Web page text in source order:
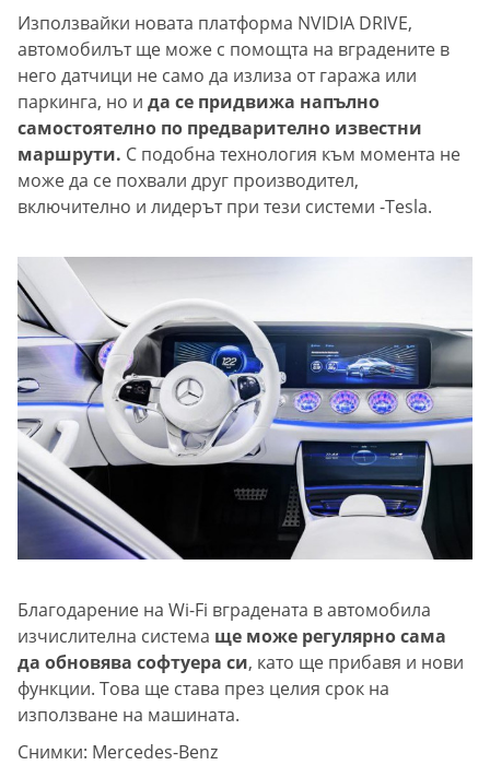
Използвайки новата платформа NVIDIA DRIVE,
автомобилът ще може с помощта на вградените в
него датчици не само да излиза от гаража или
паркинга, но и да се придвижа напълно
самостоятелно по предварително известни
маршрути. С подобна технология към момента не
може да се похвали друг производител,
включително и лидерът при тези системи -Tesla.
Благодарение на Wi-Fi вградената в автомобила
изчислителна система ще може регулярно сама
да обновява софтуера си, като ще прибавя и нови
функции. Това ще става през целия срок на
използване на машината.
Снимки: Mercedes-Benz